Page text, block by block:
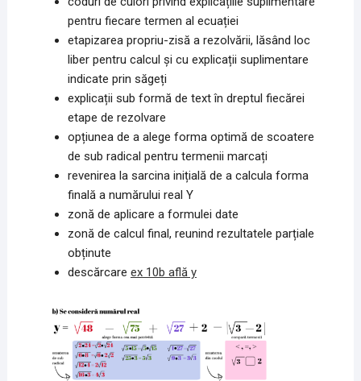
pentru fiecare termen al ecuației
etapizarea propriu-zisă a rezolvării, lăsând loc
liber pentru calcul și cu explicații suplimentare
indicate prin săgeți
explicații sub formă de text în dreptul fiecărei
etape de rezolvare
opțiunea de a alege forma optimă de scoatere
de sub radical pentru termenii marcați
revenirea la sarcina inițială de a calcula forma
finală a numărului real Y
zonă de aplicare a formulei date
zonă de calcul final, reunind rezultatele parțiale
obținute
descărcare ex 10b află y